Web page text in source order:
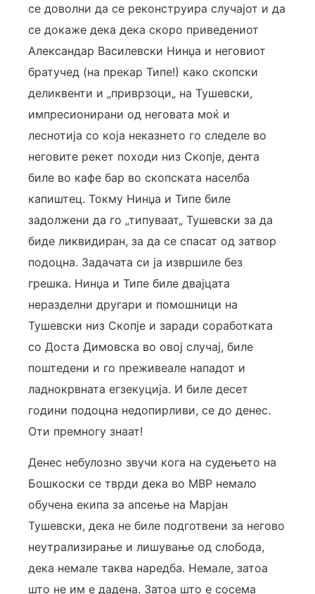
се доволни да се реконструира случајот и да
се докаже дека дека скоро приведениот
Александар Василевски Нинџа и неговиот
братучед (на прекар Типе!) како скопски
деликвенти и „приврзоци„ на Тушевски,
импресионирани од неговата моќ и
леснотија со која неказнето го следеле во
неговите рекет походи низ Скопје, дента
биле во кафе бар во скопската населба
капиштец. Токму Нинџа и Типе биле
задолжени да го „типуваат„ Тушевски за да
биде ликвидиран, за да се спасат од затвор
подоцна. Задачата си ја извршиле без
грешка. Нинџа и Типе биле двајцата
неразделни другари и помошници на
Тушевски низ Скопје и заради соработката
со Доста Димовска во овој случај, биле
поштедени и го преживеале нападот и
ладнокрвната егзекуција. И биле десет
години подоцна недопирливи, се до денес.
Оти премногу знаат!
Денес небулозно звучи кога на судењето на
Бошкоски се тврди дека во МВР немало
обучена екипа за апсење на Марјан
Тушевски, дека не биле подготвени за негово
неутрализирање и лишување од слобода,
дека немале таква наредба. Немале, затоа
што не им е дадена. Затоа што е сосема